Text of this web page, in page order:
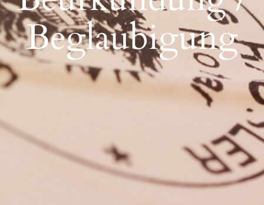
Beglaubigung